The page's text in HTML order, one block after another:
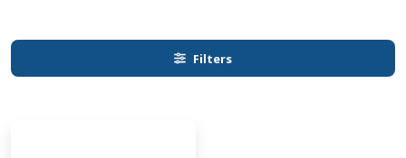
Filters